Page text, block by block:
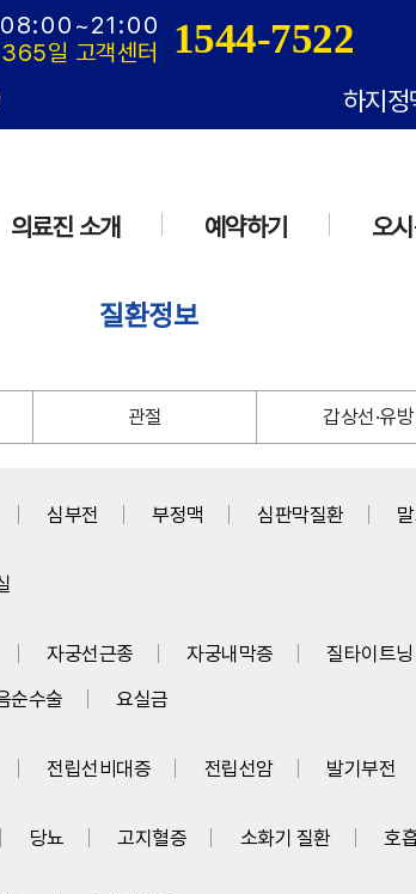
08:00~21:00
365일 고객센터
1544-7522
하지
의료진 소개 예약하기 오
질환정보
관절 갑상선·유방
심부전 부정맥 심판막질환
자궁선근종 자궁내막증
질타이트
순수술
요실금
전립선비대증 전립선암 발기부전
당뇨 고지혈증 소화기 질환 호